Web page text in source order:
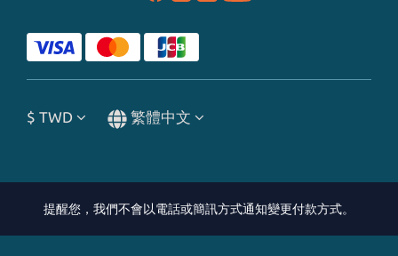
$ TWD 繁體中文
提醒您，我們不會以電話或簡訊方式通知變更付款方式。